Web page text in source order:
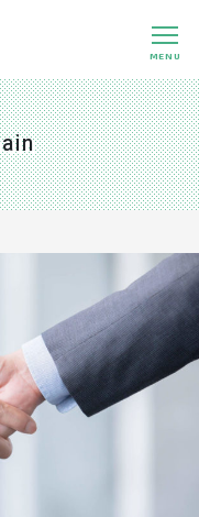
MENU
平日 9:00～17:45